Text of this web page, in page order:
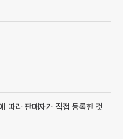
따라 판매자가 직접 등록한 것